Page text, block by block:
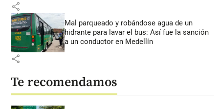
share
Mal parqueado y robándose agua de un
hidrante para lavar el bus: Así fue la sanción
a un conductor en Medellín
share
Te recomendamos